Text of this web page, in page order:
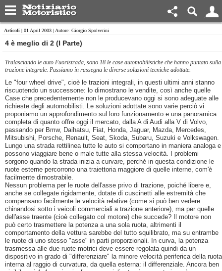
Articoli | 01 April 2003 | Autore: Giorgio Spolverini
4 è meglio di 2 (I Parte)
Tralasciando le auto Fuoristrada, sono 18 le case automobilistiche che hanno puntato sulla
trazione integrale. Passiamo in rassegna le diverse soluzioni tecniche adottate.
Le "four wheel drive", cioè le trazioni integrali, in questi ultimi anni stanno
riscuotendo un successone: lo dimostrano le vendite, così anche quelle
Case che precedentemente non le producevano oggi si sono adeguate alle
richieste degli automobilisti. Le soluzioni adottate sono varie perciò vi
proponiamo un approfondimento sul loro funzionamento e una panoramica
completa di quanto offre oggi il mercato, dalla A di Audi alla V di Volvo,
passando per Bmw, Daihatsu, Fiat, Honda, Jaguar, Mazda, Mercedes,
Mitsubishi, Porsche, Renault, Seat, Skoda, Subaru, Suzuki e Volkswagen.
Lungo una strada rettilinea tutte le auto si comportano in maniera analoga e
possono viaggiare bene o male tutte alla stessa velocità. I problemi
sorgono quando la strada inizia a curvare, perché in questa condizione le
ruote esterne percorrono una traiettoria maggiore di quelle interne, com'è
facilmente dimostrabile.
Nessun problema per le ruote dell'asse privo di trazione, poiché libere e,
anche se collegate rigidamente, dotate di cuscinetti alle estremità che
compensano facilmente le velocità relative (come si può ben vedere
chinandosi sotto i veicoli commerciali a trazione anteriore), ma per quelle
dell'asse traente (cioè collegato col motore) che succede? Il motore non
può certo trasmettere la potenza a una sola ruota, altrimenti il
comportamento della vettura sarebbe del tutto squilibrato, ma su entrambe
le ruote di uno stesso "asse" in parti proporzionali. In curva, la potenza
trasmessa alle due ruote motrici deve essere regolata quindi da un
dispositivo in grado di "differenziare" la minore velocità periferica della ruota
interna al raggio di curvatura, da quella esterna: il differenziale. Ancora ben